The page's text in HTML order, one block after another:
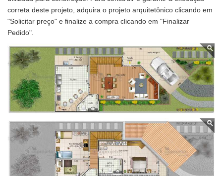
correta deste projeto, adquira o projeto arquitetônico clicando em
"Solicitar preço" e finalize a compra clicando em "Finalizar
Pedido".